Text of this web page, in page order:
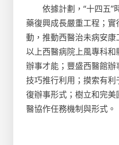
依據計劃，“十四五”
藥復興成長嚴重工程；
動，推動西醫治未病安
以上西醫病院上風專科
辦事才能；豐盛西醫館
技巧推行利用；摸索有
復辦事形式；樹立和完
醫協作任務機制與形式。